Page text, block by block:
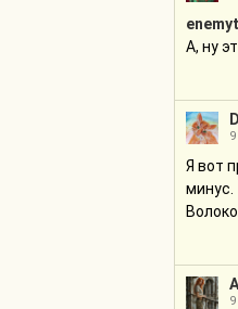
А, ну
Я вот
минус.